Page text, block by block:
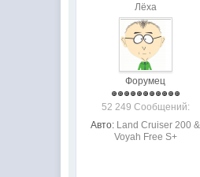
Лёха
Форумец
52 249 Сообщений:
Авто: Land Cruiser 200 &
Voyah Free S+